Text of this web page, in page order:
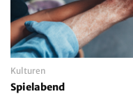
Kulturen
Spielabend